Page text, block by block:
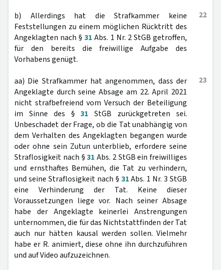
22
b) Allerdings hat die Strafkammer keine
Feststellungen zu einem möglichen Rücktritt des
Angeklagten nach §31 Abs. 1 Nr. 2 StGB getroffen,
für den bereits die freiwillige Aufgabe des
Vorhabens genügt.
23
aa) Die Strafkammer hat angenommen, dass der
Angeklagte durch seine Absage am 22. April 2021
nicht strafbefreiend vom Versuch der Beteiligung
im Sinne des §31 StGB zurückgetreten sei.
Unbeschadet der Frage, ob die Tat unabhängig von
dem Verhalten des Angeklagten begangen wurde
oder ohne sein Zutun unterblieb, erfordere seine
Straflosigkeit nach §31 Abs. 2 StGB ein freiwilliges
und ernsthaftes Bemühen, die Tat zu verhindern,
und seine Straflosigkeit nach § 31Abs. 1 Nr. 3 StGB
eine Verhinderung der Tat. Keine dieser
Voraussetzungen liege vor. Nach seiner Absage
habe der Angeklagte keinerlei Anstrengungen
unternommen, die für das Nichtstattfinden der Tat
auch nur hätten kausal werden sollen. Vielmehr
habe er R. animiert, diese ohne ihn durchzuführen
und auf Video aufzuzeichnen.